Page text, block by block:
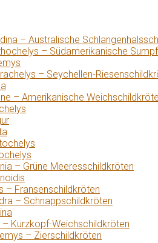
– Australische
– Südamerikanische
– Seychellen-
– Amerikanische
– Grüne Meeresschildkröten
– Fransenschildkröten
– Schnappschildkröten
– Kurzkopf-Weichschildkröten
– Zierschildkröten